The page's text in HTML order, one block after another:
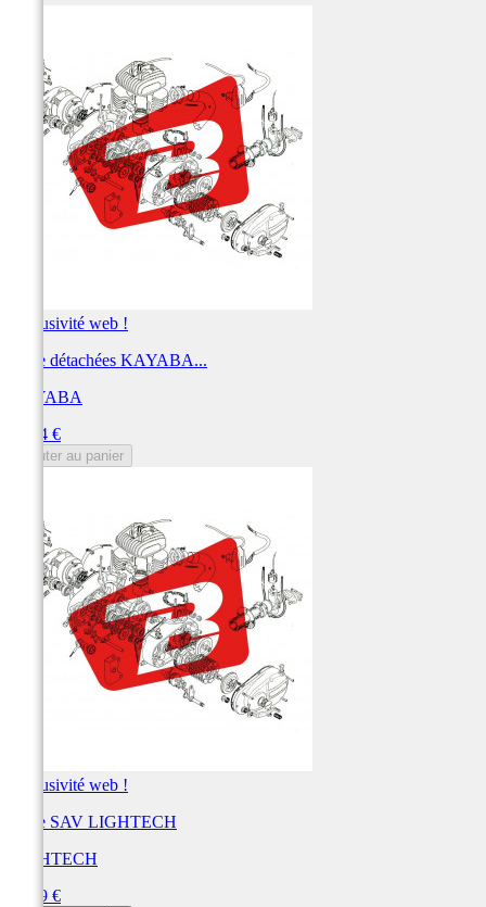
Exclusivité web !
Pièce détachées KAYABA...
KAYABA
80,34 €
Ajouter au panier
Exclusivité web !
Pièce SAV LIGHTECH
LIGHTECH
68,69 €